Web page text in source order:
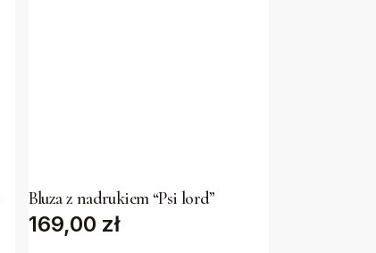
has
multiple
Bluza z nadrukiem “Psi lord”
169,00 zł